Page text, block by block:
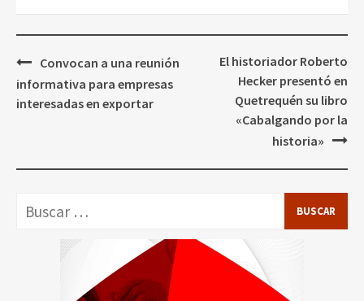
Navegación
de
entradas
Convocan a una reunión
informativa para empresas
interesadas en exportar
El historiador Roberto
Hecker presentó en
Quetrequén su libro
«Cabalgando por la
historia»
Buscar: